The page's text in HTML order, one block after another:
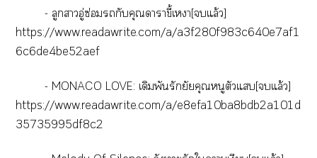
- ลูกาอู่ซ่อมกับคุณาาขี้เา[แล้ว]
https://www.readawrite.com/a/a3f280f983c640e7af1
6c6de4be52aef
- MONACO LOVE: เดิมพันรักยัยคุณหนูตัวแ[แล้ว]
https://www.readawrite.com/a/e8efa10ba8bdb2a101d
35735995df8c2